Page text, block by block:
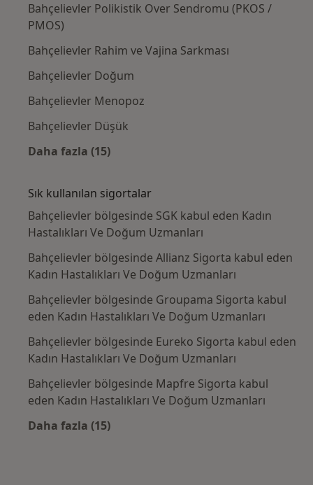
Bahçelievler Polikistik Over Sendromu (PKOS /
PMOS)
Bahçelievler Rahim ve Vajina Sarkması
Bahçelievler Doğum
Bahçelievler Menopoz
Bahçelievler Düşük
Daha fazla (15)
Sık kullanılan sigortalar
Bahçelievler bölgesinde SGK kabul eden Kadın
Hastalıkları Ve Doğum Uzmanları
Bahçelievler bölgesinde Allianz Sigorta kabul eden
Kadın Hastalıkları Ve Doğum Uzmanları
Bahçelievler bölgesinde Groupama Sigorta kabul
eden Kadın Hastalıkları Ve Doğum Uzmanları
Bahçelievler bölgesinde Eureko Sigorta kabul eden
Kadın Hastalıkları Ve Doğum Uzmanları
Bahçelievler bölgesinde Mapfre Sigorta kabul
eden Kadın Hastalıkları Ve Doğum Uzmanları
Daha fazla (15)